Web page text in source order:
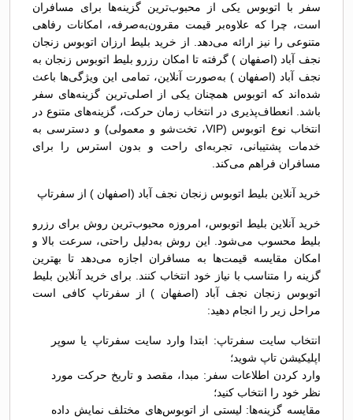
سفر با اتوبوس یکی از محبوب‌ترین گزینه‌ها برای مسافران
است، چرا که علاوه‌بر قیمت مقرون‌به‌صرفه، امکانات رفاهی
متنوعی را نیز ارائه می‌دهد. از خرید بلیط ارزان اتوبوس زنجان
نجف آباد (اصفهان ) گرفته تا امکان رزرو بلیط اتوبوس زنجان به
نجف آباد (اصفهان ) به‌صورت آنلاین، تمامی این ویژگی‌ها باعث
شده‌اند که اتوبوس همچنان یکی از اصلی‌ترین گزینه‌های سفر
باشد. انعطاف‌پذیری در انتخاب زمان حرکت، گزینه‌های متنوع در
انتخاب نوع اتوبوس (VIP، تخت‌شو و معمولی) و دسترسی به
خدمات پشتیبانی، تجربه‌ای راحت و بدون استرس را برای
مسافران فراهم می‌کند.
خرید آنلاین بلیط اتوبوس زنجان نجف آباد (اصفهان ) از سفرتاپ
خرید آنلاین بلیط اتوبوس، امروزه محبوب‌ترین روش برای رزرو
بلیط محسوب می‌شود. این روش به‌دلیل راحتی، سرعت بالا و
امکان مقایسه قیمت‌ها به مسافران اجازه می‌دهد تا بهترین
گزینه را متناسب با نیاز خود انتخاب کنند. برای خرید آنلاین بلیط
اتوبوس زنجان نجف آباد (اصفهان ) از سفرتاپ کافی است
مراحل زیر را انجام دهید:
انتخاب سایت سفرتاپ: ابتدا وارد سایت سفرتاپ یا سوپر
اپلیکیشن تاپ شوید؛
وارد کردن اطلاعات سفر: مبدا، مقصد و تاریخ حرکت مورد
نظر خود را انتخاب کنید؛
مقایسه گزینه‌ها: لیستی از اتوبوس‌های مختلف نمایش داده